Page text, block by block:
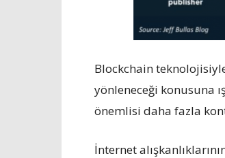
Blockchain
yönleneceği konusuna
önemlisi daha fazla
İnternet